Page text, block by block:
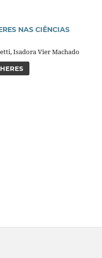
NAS CIÊNCIAS
Isadora Vier Machado